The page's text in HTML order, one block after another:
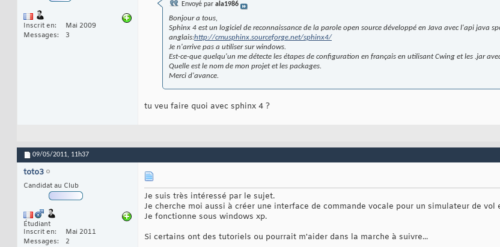
Inscrit en
Mai 2009
Messages
3
Envoyé par ala1986
Bonjour a tous,
Sphinx 4 est un logiciel de reconnaissance de la parole open source développé en Java avec l'api java
anglais:http://cmusphinx.sourceforge.net/sphinx4/
Je n'arrive pas a utiliser sur windows.
Est-ce-que quelqu'un me détecte les étapes de configuration en français en utilisant Cwing et les .jar
Quelle est le nom de mon projet et les packages.
Merci d'avance.
tu veu faire quoi avec sphinx 4 ?
09/05/2011, 11h37
toto3
Candidat au Club
Étudiant
Inscrit en
Mai 2011
Messages
2
Je suis très intéressé par le sujet.
Je cherche moi aussi à créer une interface de commande vocale pour un simulateur de
Je fonctionne sous windows xp.
Si certains ont des tutoriels ou pourrait m'aider dans la marche à suivre...